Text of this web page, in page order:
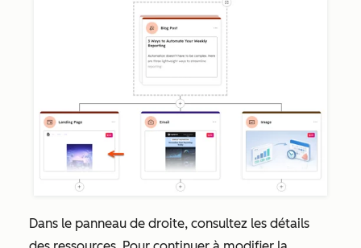
Dans le panneau de droite, consultez les détails